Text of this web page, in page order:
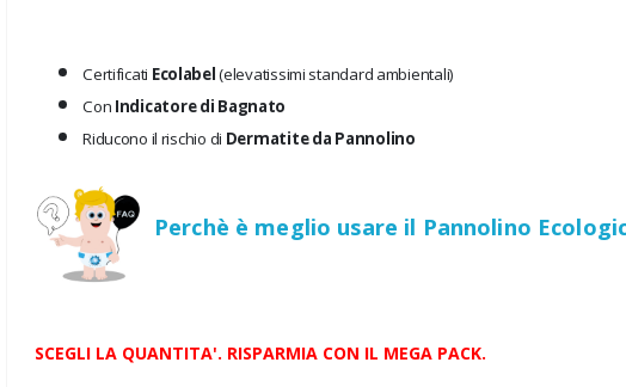
images
Certificati Ecolabel(elevatissimi standard ambientali)
Con Indicatore di Bagnato
Riducono il rischio di Dermatite da Pannolino
Perchè è meglio usare il Pannolino
SCEGLI LA QUANTITA'. RISPARMIA CON IL MEGA PACK.